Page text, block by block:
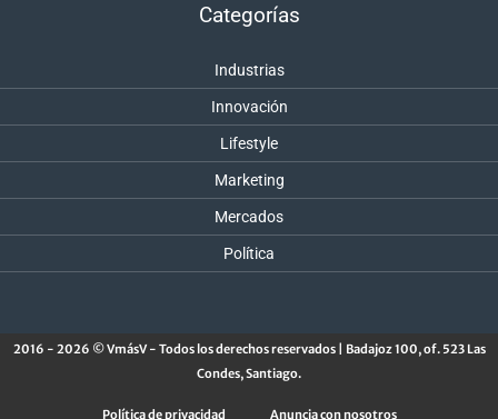
Categorías
Industrias
Innovación
Lifestyle
Marketing
Mercados
Política
2016 - 2026 © VmásV - Todos los derechos reservados | Badajoz 100, of. 523 Las
Condes, Santiago.
Política de privacidad Anuncia con nosotros